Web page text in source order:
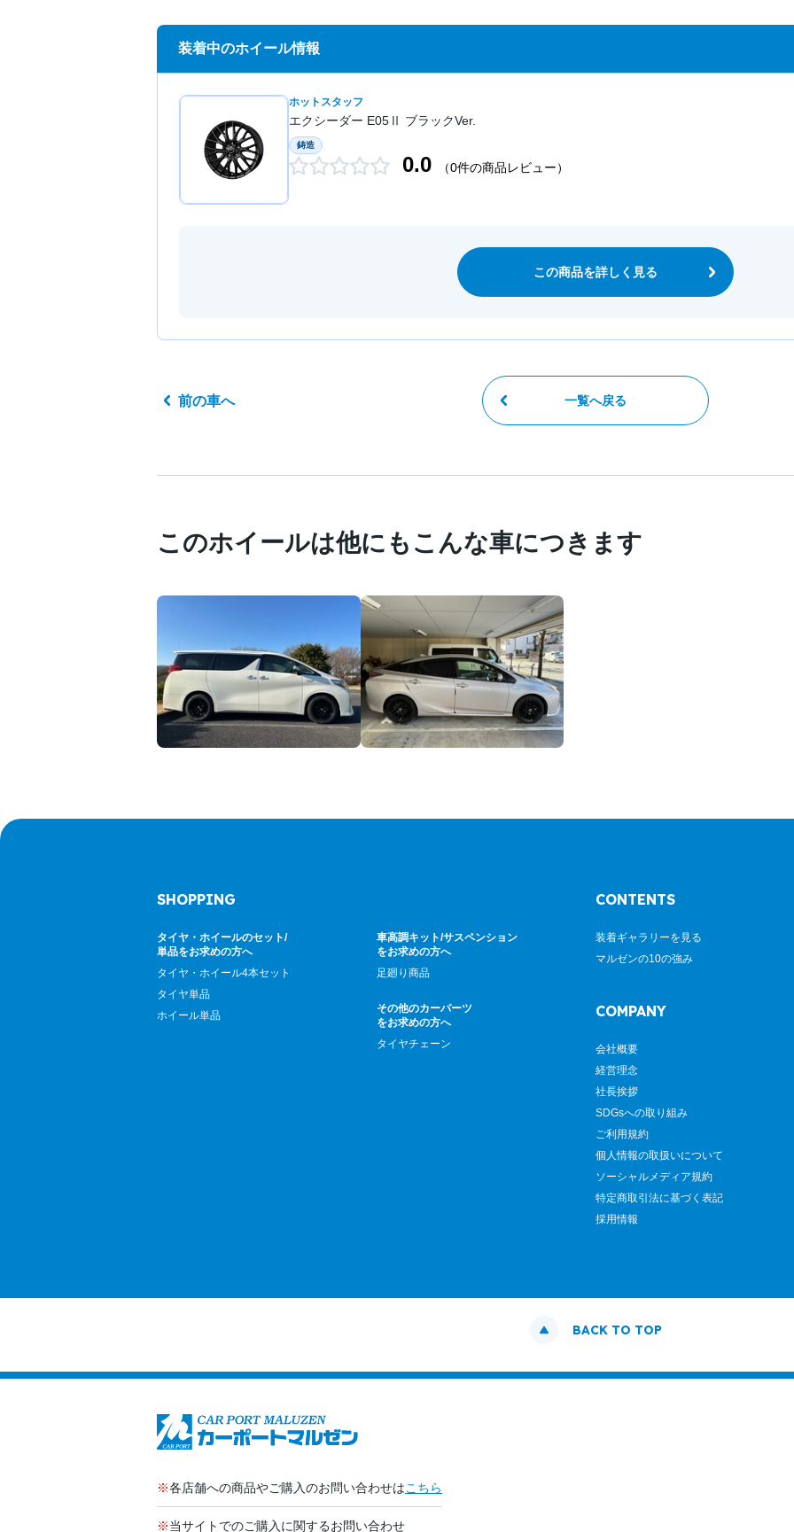
装着中のホイール情報
ホットスタッフ
エクシーダー E05Ⅱ ブラックVer.
鋳造
0.0 （0件の商品レビュー）
この商品を詳しく見る
前の車へ 一覧へ戻る
このホイールは他にもこんな車につきます
SHOPPING
タイヤ・ホイールのセット/
単品をお求めの方へ
タイヤ・ホイール4本セット
タイヤ単品
ホイール単品
車高調キット/サスペンション
をお求めの方へ
足廻り商品
その他のカーパーツ
をお求めの方へ
タイヤチェーン
CONTENTS
装着ギャラリーを見る
マルゼンの10の強み
COMPANY
会社概要
経営理念
社長挨拶
SDGsへの取り組み
ご利用規約
個人情報の取扱いについて
ソーシャルメディア規約
特定商取引法に基づく表記
採用情報
BACK TO TOP
※各店舗への商品やご購入のお問い合わせはこちら
※当サイトでのご購入に関するお問い合わせ